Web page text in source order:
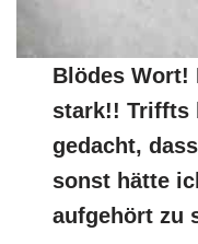
Blödes Wort!
stark!! Triffts
gedacht,
sonst hätte
aufgehört zu